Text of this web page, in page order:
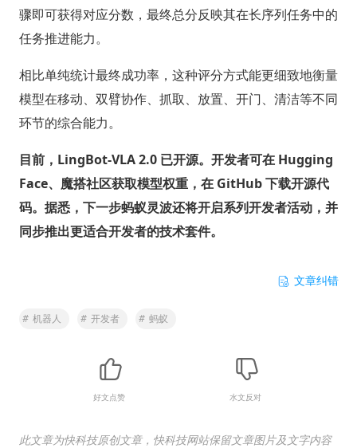
骤即可获得对应分数，最终总分反映其在长序列任务中的
任务推进能力。
相比单纯统计最终成功率，这种评分方式能更细致地衡量
模型在移动、双臂协作、抓取、放置、开门、清洁等不同
环节的综合能力。
目前，LingBot-VLA 2.0 已开源。开发者可在 Hugging
Face、魔搭社区获取模型权重，在 GitHub 下载开源代
码。据悉，下一步蚂蚁灵波还将开启系列开发者活动，并
同步推出更适合开发者的技术套件。
文章纠错
# 机器人 # 开发者 # 蚂蚁
好文点赞 水文反对
此文章为快科技原创文章，快科技网站保留文章图片及文字内容